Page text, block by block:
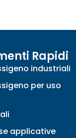
Rapidi
industriali
per uso
applicative